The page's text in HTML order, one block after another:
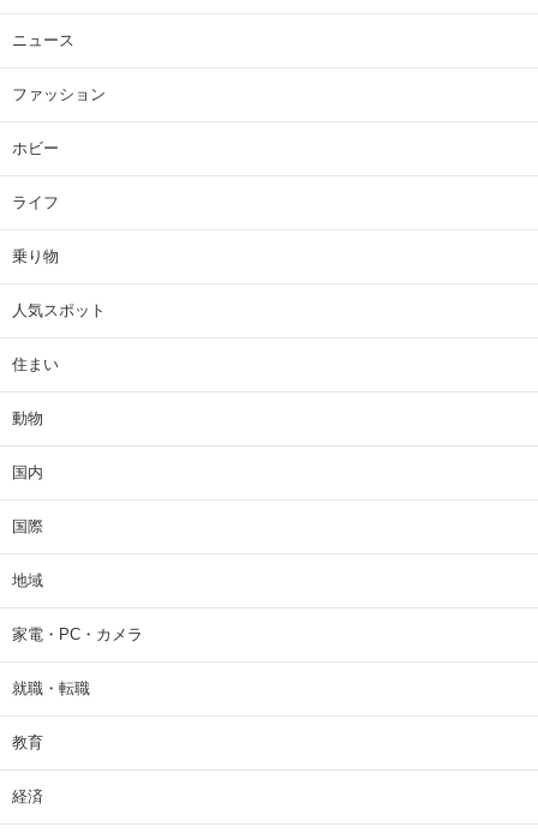
ニュース
ファッション
ホビー
ライフ
乗り物
人気スポット
住まい
動物
国内
国際
地域
家電・PC・カメラ
就職・転職
教育
経済